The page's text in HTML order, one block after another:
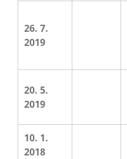
26. 7.
2019
20. 5.
2019
10. 1.
2018